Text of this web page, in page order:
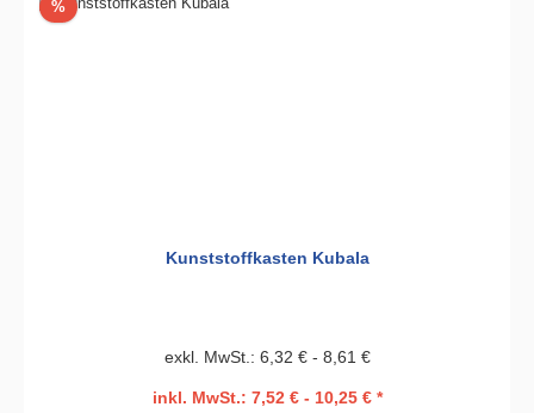
%Rabatt
Kunststoffkasten Kubala
exkl. MwSt.: 6,32 € - 8,61 €
inkl. MwSt.: 7,52 € - 10,25 € *